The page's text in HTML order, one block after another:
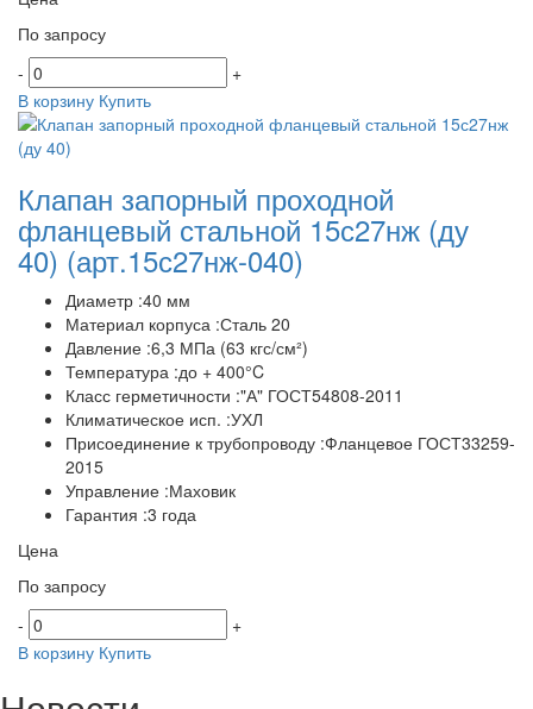
По запросу
-
+
В корзину Купить
Клапан запорный проходной
фланцевый стальной 15с27нж (ду
40) (арт.15с27нж-040)
Диаметр :40 мм
Материал корпуса :Сталь 20
Давление :6,3 МПа (63 кгс/см²)
Температура :до + 400°C
Класс герметичности :"А" ГОСТ54808-2011
Климатическое исп. :УХЛ
Присоединение к трубопроводу :Фланцевое ГОСТ33259-
2015
Управление :Маховик
Гарантия :3 года
Цена
По запросу
-
+
В корзину Купить